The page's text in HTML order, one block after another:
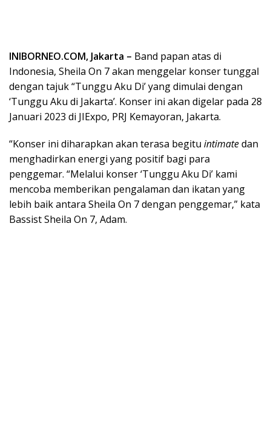
INIBORNEO.COM, Jakarta – Band papan atas di
Indonesia, Sheila On 7 akan menggelar konser tunggal
dengan tajuk “Tunggu Aku Di’ yang dimulai dengan
‘Tunggu Aku di Jakarta’. Konser ini akan digelar pada 28
Januari 2023 di JIExpo, PRJ Kemayoran, Jakarta.
“Konser ini diharapkan akan terasa begitu intimatedan
menghadirkan energi yang positif bagi para
penggemar. “Melalui konser ‘Tunggu Aku Di’ kami
mencoba memberikan pengalaman dan ikatan yang
lebih baik antara Sheila On 7 dengan penggemar,” kata
Bassist Sheila On 7, Adam.